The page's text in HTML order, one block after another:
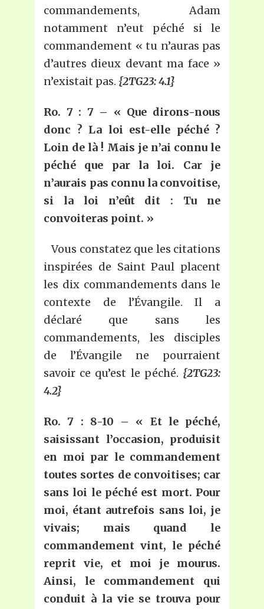
commandements, Adam
notamment n’eut péché si le
commandement « tu n’auras pas
d’autres dieux devant ma face »
n’existait pas. {2TG23: 4.1}
Ro. 7 : 7 – « Que dirons-nous
donc ? La loi est-elle péché ?
Loin de là ! Mais je n’ai connu le
péché que par la loi. Car je
n’aurais pas connu la convoitise,
si la loi n’eût dit : Tu ne
convoiteras point. »
Vous constatez que les citations
inspirées de Saint Paul placent
les dix commandements dans le
contexte de l’Évangile. Il a
déclaré que sans les
commandements, les disciples
de l’Évangile ne pourraient
savoir ce qu’est le péché. {2TG23:
4.2}
Ro. 7 : 8-10 – « Et le péché,
saisissant l’occasion, produisit
en moi par le commandement
toutes sortes de convoitises; car
sans loi le péché est mort. Pour
moi, étant autrefois sans loi, je
vivais; mais quand le
commandement vint, le péché
reprit vie, et moi je mourus.
Ainsi, le commandement qui
conduit à la vie se trouva pour